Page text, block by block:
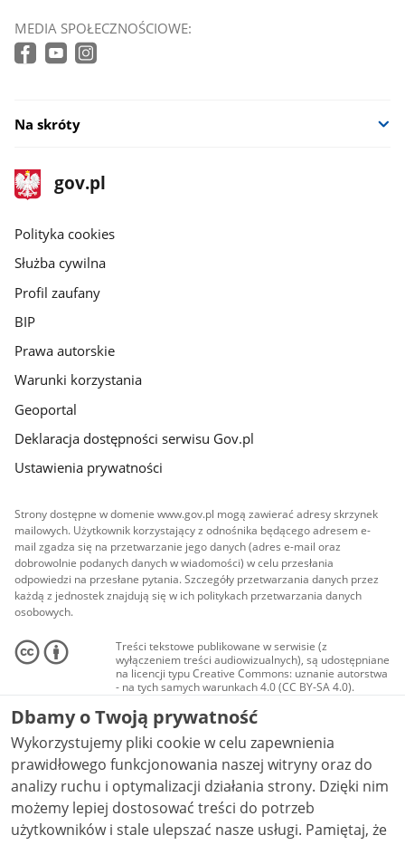
MEDIA SPOŁECZNOŚCIOWE:
Na skróty
stopka
gov.pl
Strona
gov.pl
gov.pl
Polityka cookies
Służba cywilna
Profil zaufany
BIP
Prawa autorskie
Warunki korzystania
Geoportal
Deklaracja dostępności serwisu Gov.pl
Ustawienia prywatności
Strony dostępne w domenie www.gov.pl mogą zawierać adresy skrzynek
mailowych. Użytkownik korzystający z odnośnika będącego adresem e-
mail zgadza się na przetwarzanie jego danych (adres e-mail oraz
dobrowolnie podanych danych w wiadomości) w celu przesłania
odpowiedzi na przesłane pytania. Szczegóły przetwarzania danych przez
każdą z jednostek znajdują się w ich politykach przetwarzania danych
osobowych.
Treści tekstowe publikowane w serwisie (z
wyłączeniem treści audiowizualnych), są udostępniane
na licencji typu Creative Commons: uznanie autorstwa
- na tych samych warunkach 4.0 (CC BY-SA 4.0).
Materiały audiowizualne, w tym zdjęcia, materiały
audio i wideo, są udostępniane na licencji typu
Creative Commons: uznanie autorstwa użycie
niekomercyjne - bez utworów zależnych 4.0 (CC BY-
NC-ND 4.0), o ile nie jest to stwierdzone inaczej.
Dbamy o Twoją prywatność
Wykorzystujemy pliki cookie w celu zapewnienia
prawidłowego funkcjonowania naszej witryny oraz do
analizy ruchu i optymalizacji działania strony. Dzięki nim
możemy lepiej dostosować treści do potrzeb
użytkowników i stale ulepszać nasze usługi. Pamiętaj, że